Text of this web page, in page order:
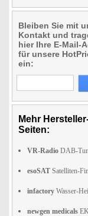
Bleiben Sie mit
Kontakt und
hier Ihre E-Mail-
für unsere
ein:
Mehr
Seiten:
VR-Radio DAB-
esoSAT Satelliten-
infactory Wasser-
newgen medicals